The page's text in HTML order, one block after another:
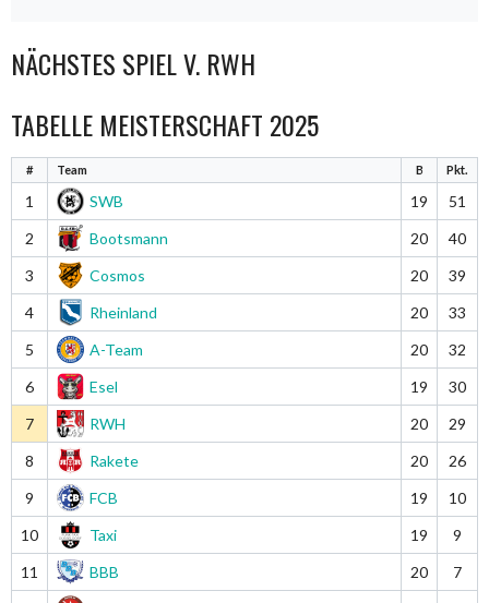
NÄCHSTES SPIEL V. RWH
TABELLE MEISTERSCHAFT 2025
# Team B Pkt.
1 SWB 19
51
2
Bootsmann 20
40
3
Cosmos 20
39
4
Rheinland 20
33
5
A-Team 20
32
6
Esel 19
30
7
RWH 20
29
8
Rakete 20
26
9
FCB 19
10
10
Taxi 19
9
11
BBB 20
7